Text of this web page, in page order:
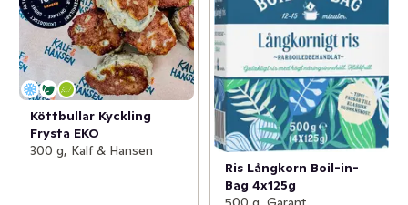
Köttbullar Kyckling
Frysta EKO
300 g, Kalf & Hansen
Ris Långkorn Boil-in-
Bag 4x125g